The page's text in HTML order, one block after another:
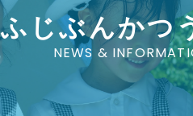
ふじぶんかつ
NEWS &